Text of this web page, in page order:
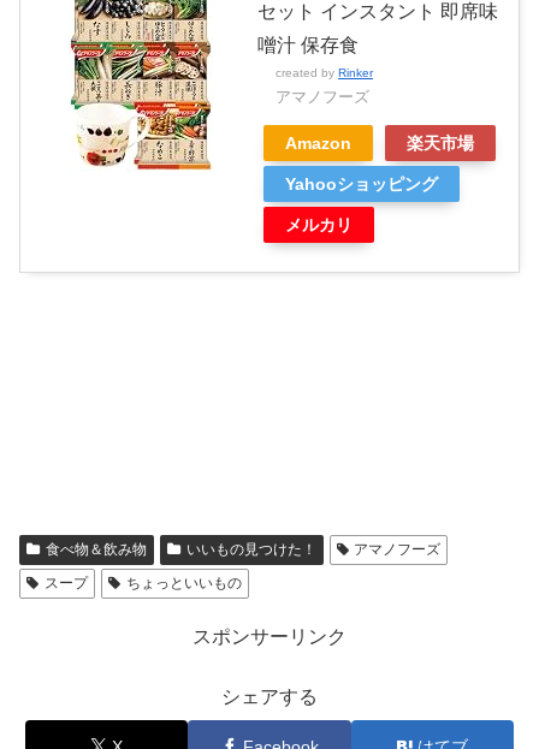
セット インスタント 即席味
噌汁 保存食
created by Rinker
アマノフーズ
Amazon 楽天市場
Yahooショッピング
メルカリ
食べ物＆飲み物 いいもの見つけた！
アマノフーズ
スープ
ちょっといいもの
スポンサーリンク
シェアする